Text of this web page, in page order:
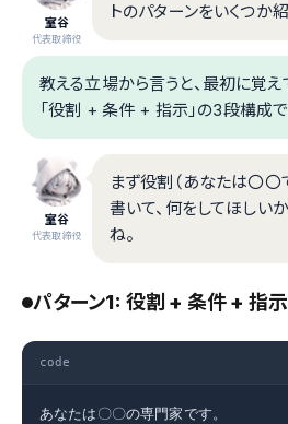
室谷
代表取締役
トのパターンをいくつか
教える立場から言うと、最初に覚
「役割 + 条件 + 指示」の3段構成で
室谷
代表取締役
まず役割（あなたは〇〇
書いて、何をしてほしい
ね。
パターン1: 役割 + 条件 + 指示
code
あなたは〇〇の専門家です。